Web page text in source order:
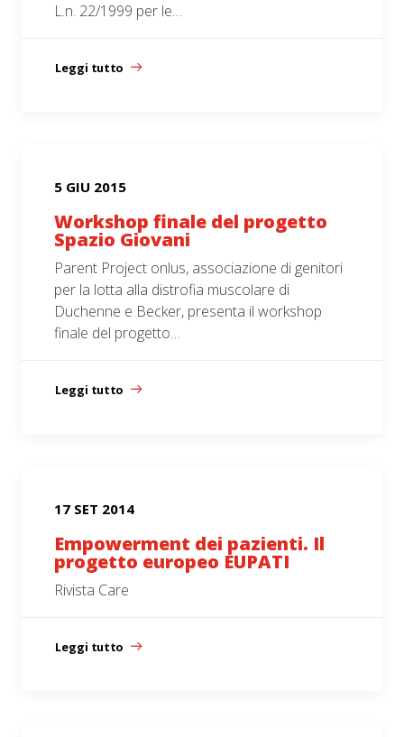
L.n. 22/1999 per le…
Leggi tutto
5 GIU 2015
Workshop finale del progetto
Spazio Giovani
Parent Project onlus, associazione di genitori
per la lotta alla distrofia muscolare di
Duchenne e Becker, presenta il workshop
finale del progetto…
Leggi tutto
17 SET 2014
Empowerment dei pazienti. Il
progetto europeo EUPATI
Rivista Care
Leggi tutto